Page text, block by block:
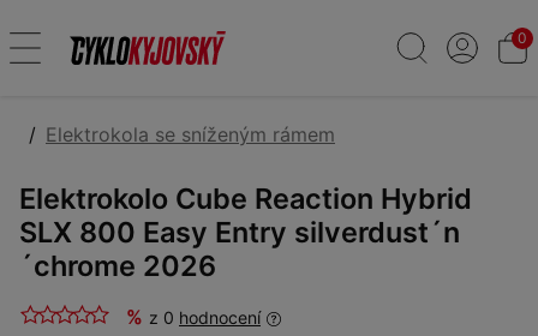
0
Elektrokola se sníženým rámem
Elektrokolo Cube Reaction Hybrid
SLX 800 Easy Entry silverdust´n
´chrome 2026
% z 0 hodnocení